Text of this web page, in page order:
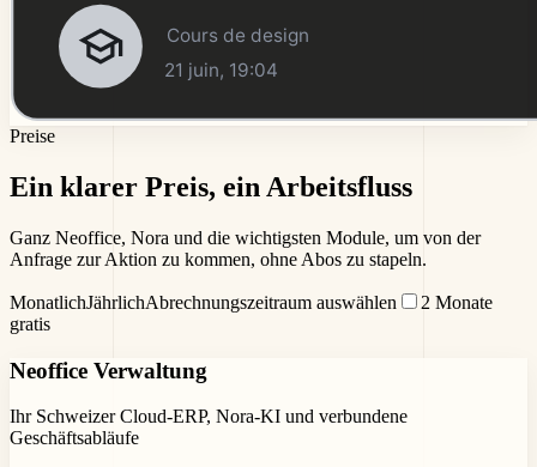
Preise
Ein klarer Preis, ein Arbeitsfluss
Ganz Neoffice, Nora und die wichtigsten Module, um von der
Anfrage zur Aktion zu kommen, ohne Abos zu stapeln.
MonatlichJährlichAbrechnungszeitraum auswählen
2 Monate
gratis
Neoffice Verwaltung
Ihr Schweizer Cloud-ERP, Nora-KI und verbundene
Geschäftsabläufe